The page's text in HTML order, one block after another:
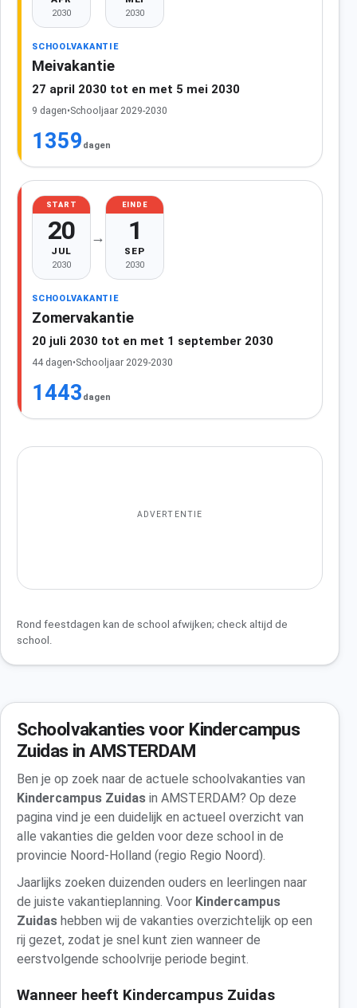
2030 2030
SCHOOLVAKANTIE
Meivakantie
27 april 2030 tot en met 5 mei 2030
9 dagen•Schooljaar 2029-2030
1359 dagen
START
20
JUL
2030
→
EINDE
1
SEP
2030
SCHOOLVAKANTIE
Zomervakantie
20 juli 2030 tot en met 1 september 2030
44 dagen•Schooljaar 2029-2030
1443 dagen
ADVERTENTIE
Rond feestdagen kan de school afwijken; check altijd de
school.
Schoolvakanties voor Kindercampus
Zuidas in AMSTERDAM
Ben je op zoek naar de actuele schoolvakanties van
Kindercampus Zuidas in AMSTERDAM? Op deze
pagina vind je een duidelijk en actueel overzicht van
alle vakanties die gelden voor deze school in de
provincie Noord-Holland (regio Regio Noord).
Jaarlijks zoeken duizenden ouders en leerlingen naar
de juiste vakantieplanning. Voor Kindercampus
Zuidas hebben wij de vakanties overzichtelijk op een
rij gezet, zodat je snel kunt zien wanneer de
eerstvolgende schoolvrije periode begint.
Wanneer heeft Kindercampus Zuidas